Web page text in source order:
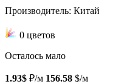
Производитель: Китай
0 цветов
Осталось мало
1.93$ ₽/м 156.58 $/м